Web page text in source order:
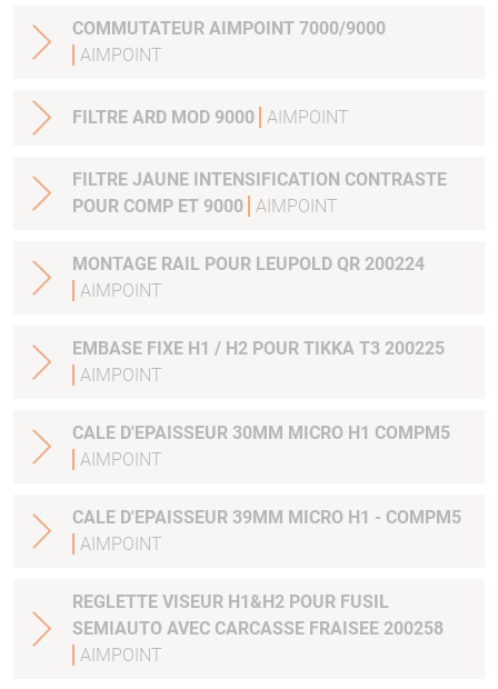
COMMUTATEUR AIMPOINT 7000/9000
AIMPOINT
FILTRE ARD MOD 9000 AIMPOINT
FILTRE JAUNE INTENSIFICATION CONTRASTE
POUR COMP ET 9000 AIMPOINT
MONTAGE RAIL POUR LEUPOLD QR 200224
AIMPOINT
EMBASE FIXE H1 / H2 POUR TIKKA T3 200225
AIMPOINT
CALE D'EPAISSEUR 30MM MICRO H1 COMPM5
AIMPOINT
CALE D'EPAISSEUR 39MM MICRO H1 - COMPM5
AIMPOINT
REGLETTE VISEUR H1&H2 POUR FUSIL
SEMIAUTO AVEC CARCASSE FRAISEE 200258
AIMPOINT